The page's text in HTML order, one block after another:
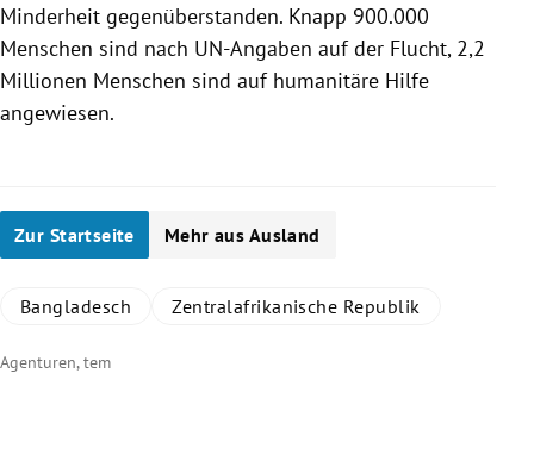
Minderheit gegenüberstanden. Knapp 900.000
Menschen sind nach UN-Angaben auf der Flucht, 2,2
Millionen Menschen sind auf humanitäre Hilfe
angewiesen.
Zur Startseite Mehr aus Ausland
Bangladesch Zentralafrikanische Republik
Agenturen, tem